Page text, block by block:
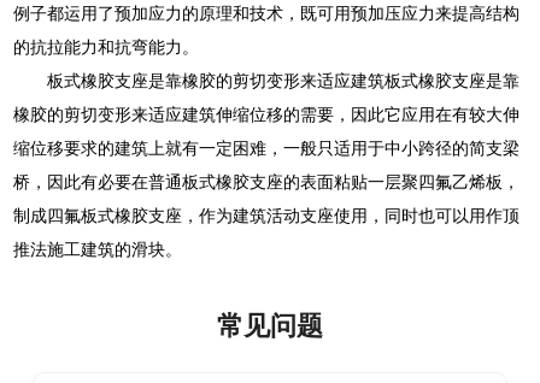
例子都运用了预加应力的原理和技术，既可用预加压应力来提高结构
的抗拉能力和抗弯能力。
板式橡胶支座是靠橡胶的剪切变形来适应建筑板式橡胶支座是靠
橡胶的剪切变形来适应建筑伸缩位移的需要，因此它应用在有较大伸
缩位移要求的建筑上就有一定困难，一般只适用于中小跨径的简支梁
桥，因此有必要在普通板式橡胶支座的表面粘贴一层聚四氟乙烯板，
制成四氟板式橡胶支座，作为建筑活动支座使用，同时也可以用作顶
推法施工建筑的滑块。
常见问题